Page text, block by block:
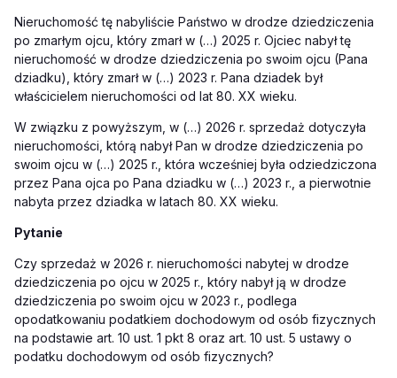
Nieruchomość tę nabyliście Państwo w drodze dziedziczenia
po zmarłym ojcu, który zmarł w (…) 2025 r. Ojciec nabył tę
nieruchomość w drodze dziedziczenia po swoim ojcu (Pana
dziadku), który zmarł w (…) 2023 r. Pana dziadek był
właścicielem nieruchomości od lat 80. XX wieku.
W związku z powyższym, w (…) 2026 r. sprzedaż dotyczyła
nieruchomości, którą nabył Pan w drodze dziedziczenia po
swoim ojcu w (…) 2025 r., która wcześniej była odziedziczona
przez Pana ojca po Pana dziadku w (…) 2023 r., a pierwotnie
nabyta przez dziadka w latach 80. XX wieku.
Pytanie
Czy sprzedaż w 2026 r. nieruchomości nabytej w drodze
dziedziczenia po ojcu w 2025 r., który nabył ją w drodze
dziedziczenia po swoim ojcu w 2023 r., podlega
opodatkowaniu podatkiem dochodowym od osób fizycznych
na podstawie art. 10 ust. 1 pkt 8 oraz art. 10 ust. 5 ustawy o
podatku dochodowym od osób fizycznych?